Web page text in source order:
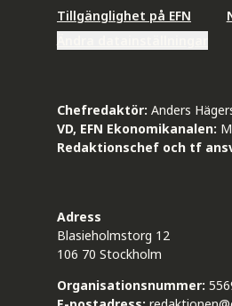
Tillgänglighet på EFN
Chefredaktör: Anders
VD, EFN Ekonomikanalen:
Redaktionschef och tf
Adress
Blasieholmstorg 12
106 70 Stockholm
Organisationsnummer: